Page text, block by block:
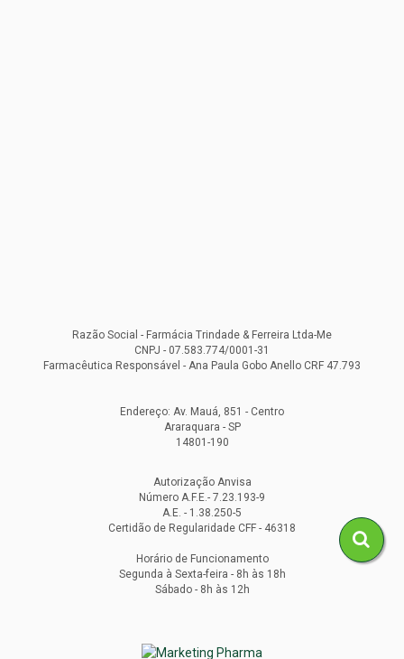
Razão Social - Farmácia Trindade & Ferreira Ltda-Me
CNPJ - 07.583.774/0001-31
Farmacêutica Responsável - Ana Paula Gobo Anello CRF 47.793
Endereço: Av. Mauá, 851 - Centro
Araraquara - SP
14801-190
Autorização Anvisa
Número A.F.E.- 7.23.193-9
A.E. - 1.38.250-5
Certidão de Regularidade CFF - 46318
Horário de Funcionamento
Segunda à Sexta-feira - 8h às 18h
Sábado - 8h às 12h